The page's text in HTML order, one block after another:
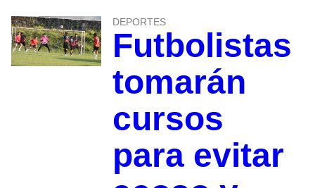
DEPORTES
Futbolistas
tomarán
cursos
para evitar